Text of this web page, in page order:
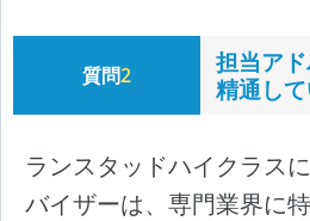
質問2
担当ア
精通し
ランスタッドハイクラス
バイザーは、専門業界に